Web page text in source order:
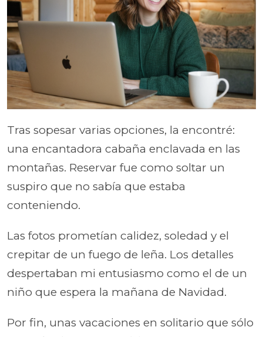
Tras sopesar varias opciones, la encontré:
una encantadora cabaña enclavada en las
montañas. Reservar fue como soltar un
suspiro que no sabía que estaba
conteniendo.
Las fotos prometían calidez, soledad y el
crepitar de un fuego de leña. Los detalles
despertaban mi entusiasmo como el de un
niño que espera la mañana de Navidad.
Por fin, unas vacaciones en solitario que sólo